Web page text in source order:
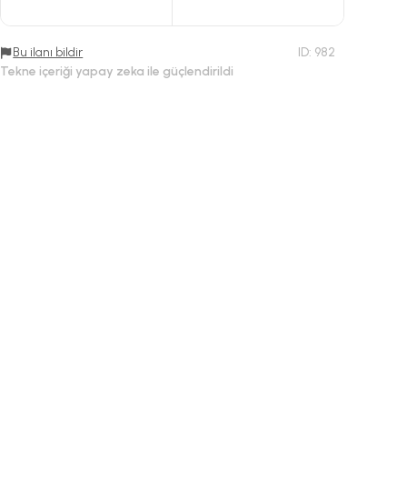
Bu ilanı bildir ID: 982
Tekne içeriği yapay zeka ile güçlendirildi